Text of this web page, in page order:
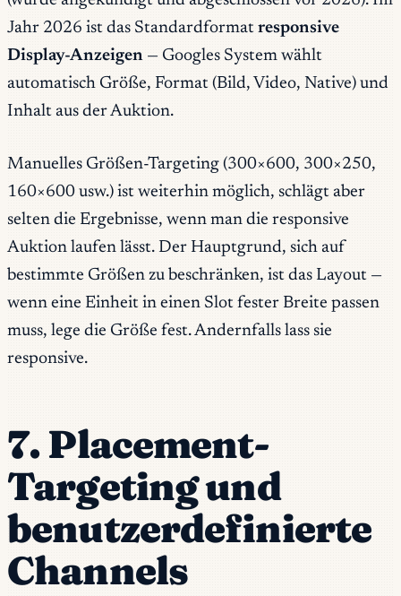
Jahr 2026 ist das Standardformat responsive
Display-Anzeigen — Googles System wählt
automatisch Größe, Format (Bild, Video, Native) und
Inhalt aus der Auktion.
Manuelles Größen-Targeting (300×600, 300×250,
160×600 usw.) ist weiterhin möglich, schlägt aber
selten die Ergebnisse, wenn man die responsive
Auktion laufen lässt. Der Hauptgrund, sich auf
bestimmte Größen zu beschränken, ist das Layout —
wenn eine Einheit in einen Slot fester Breite passen
muss, lege die Größe fest. Andernfalls lass sie
responsive.
7. Placement-
Targeting und
benutzerdefinierte
Channels